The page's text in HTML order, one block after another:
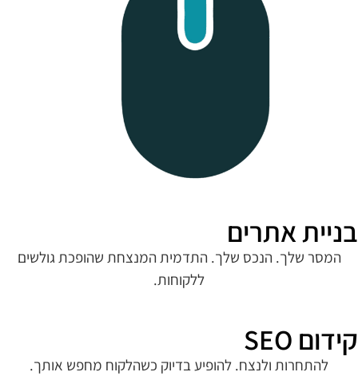
בניית אתרים
המסר שלך. הנכס שלך. התדמית המנצחת שהופכת גולשים
ללקוחות.
קידום SEO
להתחרות ולנצח. להופיע בדיוק כשהלקוח מחפש אותך.